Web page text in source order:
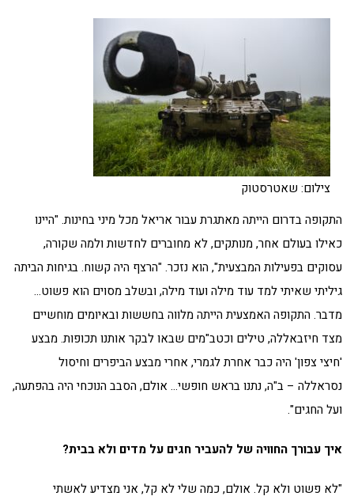
צילום: שאטרסטוק
התקופה בדרום הייתה מאתגרת עבור אריאל מכל מיני בחינות. "היינו
כאילו בעולם אחר, מנותקים, לא מחוברים לחדשות ולמה שקורה,
עסוקים בפעילות המבצעית", הוא נזכר. "הרצף היה קשוח. בגיחות הביתה
גיליתי שאיתי למד עוד מילה ועוד מילה, ובשלב מסוים הוא פשוט…
מדבר. התקופה האמצעית הייתה מלווה בחששות ובאיומים מוחשיים
מצד חיזבאללה, טילים וכטב"מים שבאו לבקר אותנו תכופות. מבצע
'חיצי צפון' היה כבר אחרת לגמרי, אחרי מבצע הביפרים וחיסול
נסראללה – ב"ה, נתנו בראש חופשי… אולם, הסבב הנוכחי היה בהפתעה,
ועל החגים".
איך עבורך החוויה של להעביר חגים על מדים ולא בבית?
"לא פשוט ולא קל. אולם, כמה שלי לא קל, אני מצדיע לאשתי